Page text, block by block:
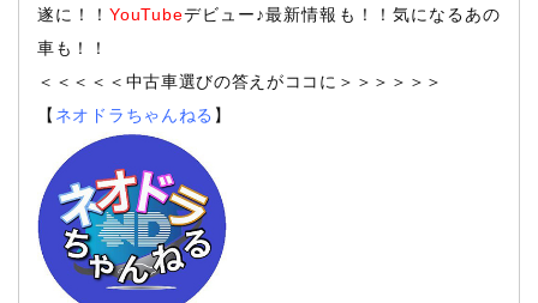
遂に！！YouTubeデビュー♪最新情報も！！気になるあの
車も！！
＜＜＜＜＜中古車選びの答えがココに＞＞＞＞＞＞
【 ネオドラちゃんねる 】